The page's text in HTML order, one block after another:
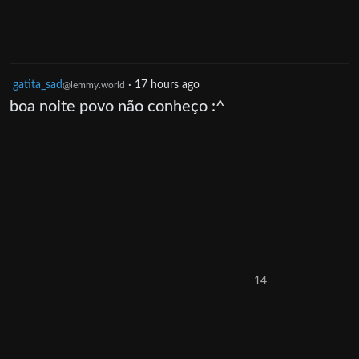
gatita_sad@lemmy.world · 17 hours ago
boa noite povo não conheço :^
14